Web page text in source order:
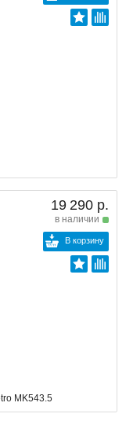
19 290 р.
в наличии
В корзину
MK543.5